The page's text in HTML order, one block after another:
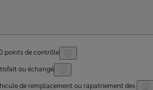
points de contrôle
ou échangé
de remplacement ou rapatriement des